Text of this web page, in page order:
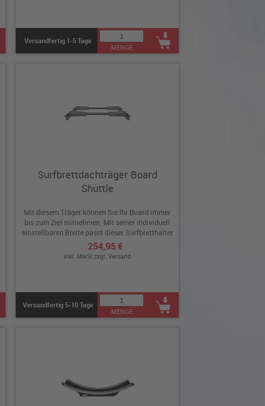
Versandfertig 1-5 Tage
MENGE
Surfbrettdachträger Board
Shuttle
Mit diesem Träger können Sie Ihr Board immer
bis zum Ziel mitnehmen. Mit seiner individuell
einstellbaren Breite passt dieser Surfbretthalter
auf nahezu jeden Dachträger.
254,95 €
inkl. MwSt zzgl. Versand
Versandfertig 5-10 Tage
MENGE